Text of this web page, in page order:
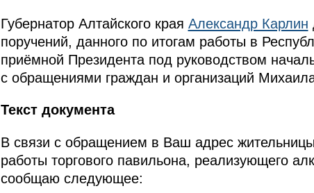
Губернатор Алтайского края Александр Карлин
поручений, данного по итогам работы в
приёмной Президента под руководством
с обращениями граждан и организаций
Текст документа
В связи с обращением в Ваш адрес
работы торгового павильона, реализующего
сообщаю следующее: